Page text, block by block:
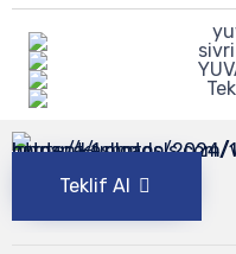
Teklif Al